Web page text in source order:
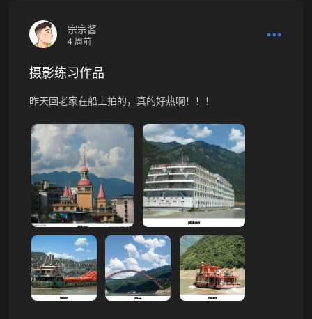
宗宗酱
4 周前
摄影练习作品
昨天回老家在船上拍的，真的好热啊！！！